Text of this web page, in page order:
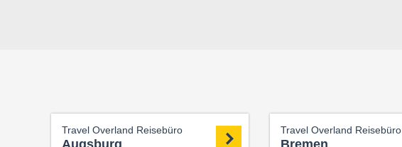
Travel Overland Reisebüro
Augsburg
Travel Overland Reisebüro
Bremen